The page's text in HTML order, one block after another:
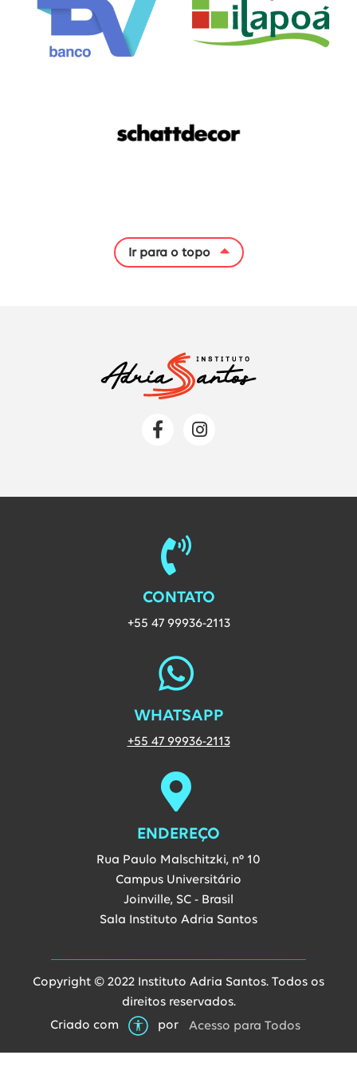
Ir para o topo
Redes Sociais da LabvixPágina da Labvix no
CONTATO
+55 47 99936-2113
WHATSAPP
+55 47 99936-2113Entre em contato via
ENDEREÇO
Rua Paulo Malschitzki, nº 10
Campus Universitário
Joinville, SC - Brasil
Sala Instituto Adria Santos
Copyright © 2022 Instituto Adria Santos. Todos os
direitos reservados.
Criado com
por Acesso para TodosLink abre